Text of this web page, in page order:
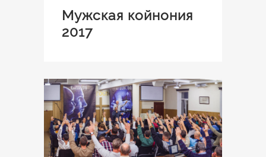
Мужская койнония
2017